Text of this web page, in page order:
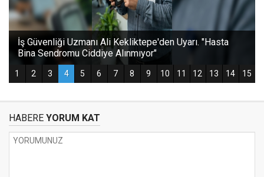
HABERE YORUM KAT